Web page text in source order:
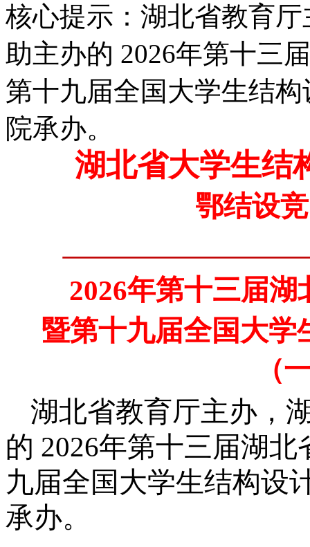
核心提示：湖北省教育
助主办的 2026年第十三
第十九届全国大学生结
院承办。
湖北省大学生结
鄂结设
2026年第十三届湖
暨第十九届全国大学
（
湖北省教育厅主办，
的 2026年第十三届湖北
九届全国大学生结构设
承办。